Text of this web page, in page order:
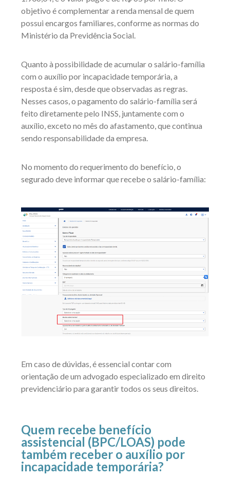
objetivo é complementar a renda mensal de quem
possui encargos familiares, conforme as normas do
Ministério da Previdência Social.
Quanto à possibilidade de acumular o salário-família
com o auxílio por incapacidade temporária, a
resposta é sim, desde que observadas as regras.
Nesses casos, o pagamento do salário-família será
feito diretamente pelo INSS, juntamente com o
auxílio, exceto no mês do afastamento, que continua
sendo responsabilidade da empresa.
No momento do requerimento do benefício, o
segurado deve informar que recebe o salário-família:
Em caso de dúvidas, é essencial contar com
orientação de um advogado especializado em direito
previdenciário para garantir todos os seus direitos.
Quem recebe benefício
assistencial (BPC/LOAS) pode
também receber o auxílio por
incapacidade temporária?